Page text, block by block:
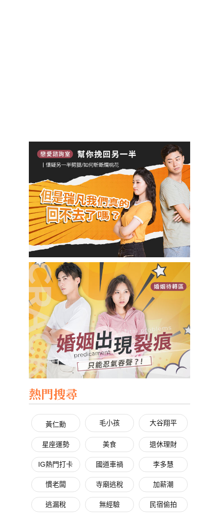
熱門搜尋
黃仁勳 毛小孩 大谷翔平
星座運勢 美食 退休理財
IG熱門打卡 國道車禍 李多慧
慣老闆 寺廟逃稅 加薪潮
逃漏稅 無經驗 民宿偷拍